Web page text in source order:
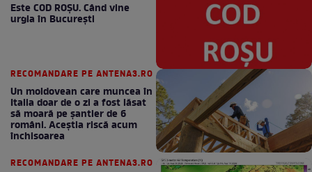
Este COD ROŞU. Când vine
urgia în Bucureşti
RECOMANDARE PE ANTENA3.RO
Un moldovean care muncea în
Italia doar de o zi a fost lăsat
să moară pe şantier de 6
români. Aceștia riscă acum
închisoarea
RECOMANDARE PE ANTENA3.RO